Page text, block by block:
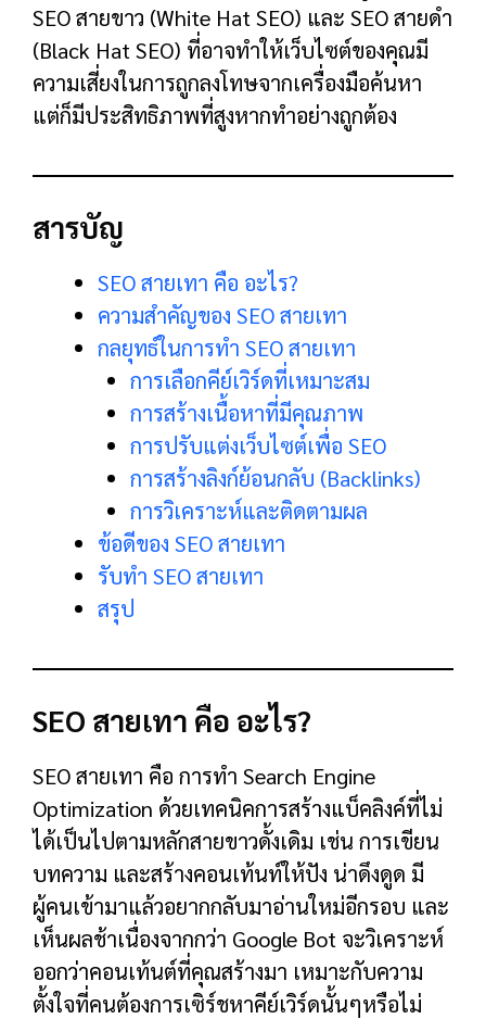
SEO สายขาว (White Hat SEO) และ SEO สายดำ
(Black Hat SEO) ที่อาจทำให้เว็บไซต์ของคุณมี
ความเสี่ยงในการถูกลงโทษจากเครื่องมือค้นหา
แต่ก็มีประสิทธิภาพที่สูงหากทำอย่างถูกต้อง
สารบัญ
SEO สายเทา คือ อะไร?
ความสำคัญของ SEO สายเทา
กลยุทธ์ในการทำ SEO สายเทา
การเลือกคีย์เวิร์ดที่เหมาะสม
การสร้างเนื้อหาที่มีคุณภาพ
การปรับแต่งเว็บไซต์เพื่อ SEO
การสร้างลิงก์ย้อนกลับ (Backlinks)
การวิเคราะห์และติดตามผล
ข้อดีของ SEO สายเทา
รับทำ SEO สายเทา
สรุป
SEO สายเทา คือ อะไร?
SEO สายเทา คือ การทำ Search Engine
Optimization ด้วยเทคนิคการสร้างแบ็คลิงค์ที่ไม่
ได้เป็นไปตามหลักสายขาวดั้งเดิม เช่น การเขียน
บทความ และสร้างคอนเท้นท์ให้ปัง น่าดึงดูด มี
ผู้คนเข้ามาแล้วอยากกลับมาอ่านใหม่อีกรอบ และ
เห็นผลช้าเนื่องจากกว่า Google Bot จะวิเคราะห์
ออกว่าคอนเท้นต์ที่คุณสร้างมา เหมาะกับความ
ตั้งใจที่คนต้องการเซิร์ชหาคีย์เวิร์ดนั้นๆหรือไม่